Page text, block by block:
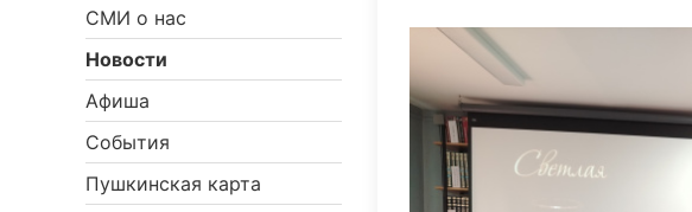
СМИ о нас
Новости
Афиша
События
Пушкинская карта